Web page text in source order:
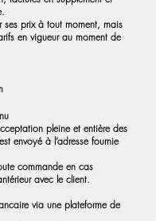
ses prix à tout moment, mais
en vigueur au moment de
pleine et entière des
envoyé à l’adresse fournie
commande en cas
avec le client.
via une plateforme de